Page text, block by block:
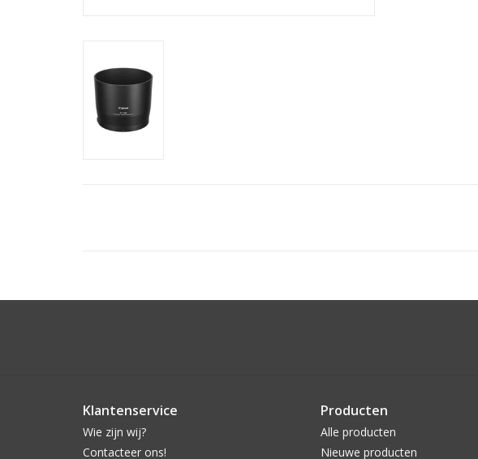
Klantenservice
Wie zijn wij?
Contacteer ons!
Producten
Alle producten
Nieuwe producten